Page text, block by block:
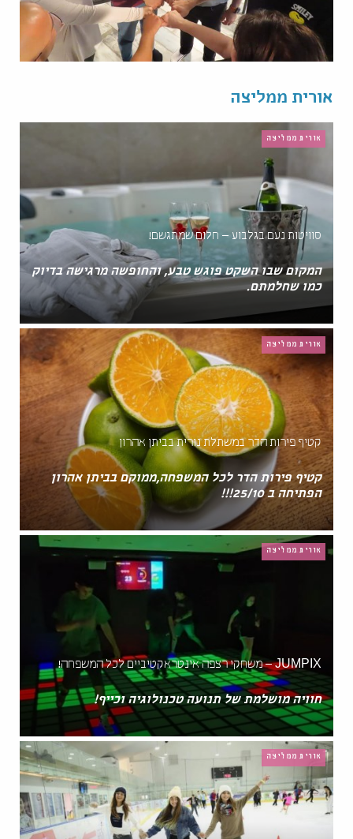
אורית ממליצה
אורית ממליצה
סוויטות נעם בגלבוע – חלום שמתגשם!
המקום שבו השקט פוגש טבע, והחופשה מרגישה בדיוק
כמו שחלמתם.
אורית ממליצה
קטיף פירות הדר במשתלת נורית בביתן אהרון
קטיף פירות הדר לכל המשפחה,ממוקם בביתן אהרון
הפתיחה ב 25/10!!!
אורית ממליצה
JUMPIX – משחקי רצפה אינטראקטיביים לכל המשפחה!
חוויה מושלמת של תנועה טכנולוגיה וכייף!
אורית ממליצה